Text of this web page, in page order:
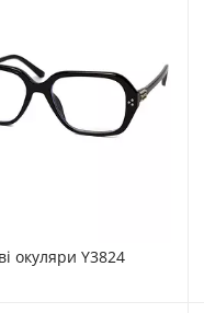
окуляри Y3824